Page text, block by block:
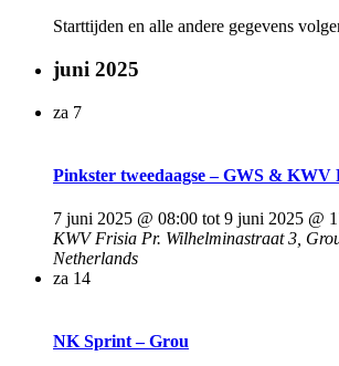
Starttijden en alle andere gegevens
juni 2025
za 7
Pinkster tweedaagse – GWS & KWV
7 juni 2025 @ 08:00 tot 9 juni 2025 @
KWV Frisia Pr. Wilhelminastraat 3,
Netherlands
za 14
NK Sprint – Grou